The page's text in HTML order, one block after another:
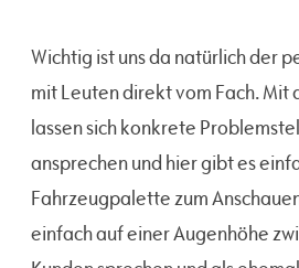
Wichtig ist uns da natürlich der
mit Leuten direkt vom Fach. Mit
lassen sich konkrete
ansprechen und hier gibt es
Fahrzeugpalette zum
einfach auf einer Augenhöhe